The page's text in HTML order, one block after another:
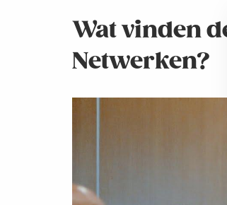
Wat vinden
Netwerken?